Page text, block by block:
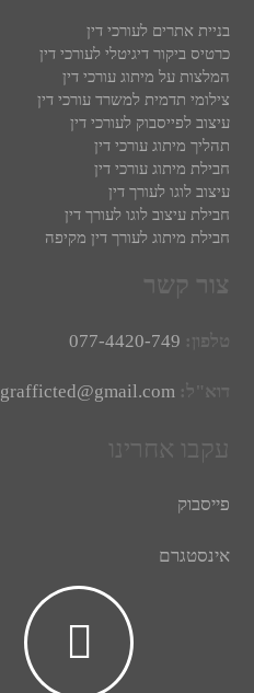
בניית אתרים לעורכי דין
כרטיס ביקור דיגיטלי לעורכי דין
המלצות על מיתוג עורכי דין
צילומי תדמית למשרד עורכי דין
עיצוב לפייסבוק לעורכי דין
תהליך מיתוג עורכי דין
חבילת מיתוג עורכי דין
עיצוב לוגו לעורך דין
חבילת עיצוב לוגו לעורך דין
חבילת מיתוג לעורך דין מקיפה
צור קשר
טלפון: 077-4420-749
דוא"ל:grafficted@gmail.com
עקבו אחרינו
פייסבוק
אינסטגרם